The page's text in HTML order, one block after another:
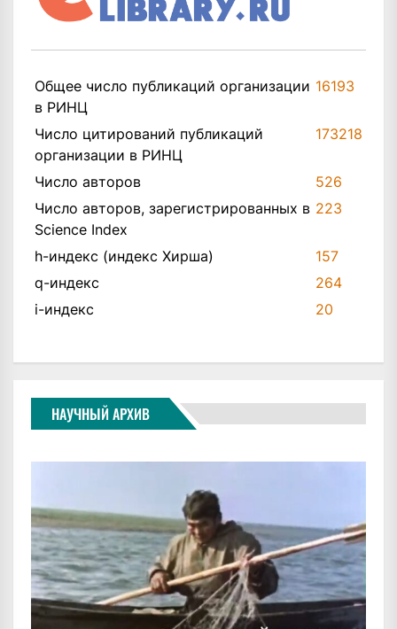
Общее число публикаций организации
в РИНЦ
16193
Число цитирований публикаций
организации в РИНЦ
173218
Число авторов
526
Число авторов, зарегистрированных в
Science Index
223
h-индекс (индекс Хирша)
157
q-индекс
264
i-индекс
20
НАУЧНЫЙ АРХИВ